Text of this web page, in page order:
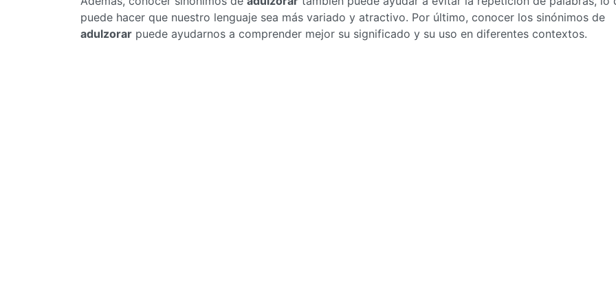
puede hacer que nuestro lenguaje sea más variado y atractivo. Por último, conocer los sinónimos de
adulzorar puede ayudarnos a comprender mejor su significado y su uso en diferentes contextos.